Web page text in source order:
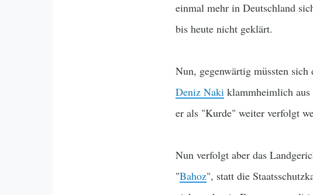
einmal mehr in Deutschland
bis heute nicht geklärt.
Nun, gegenwärtig müssten
Deniz Naki klammheimlich aus
er als "Kurde" weiter verfolgt
Nun verfolgt aber das
"Bahoz", statt die